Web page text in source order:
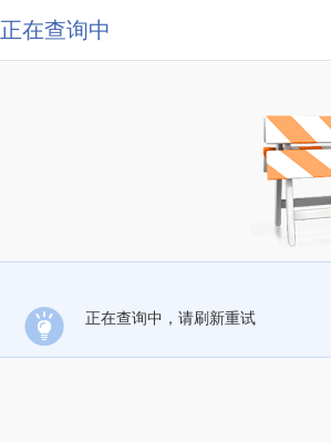
正在查询中
正在查询中，请刷新重试